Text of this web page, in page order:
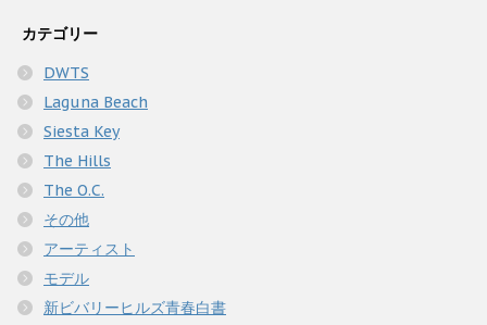
カテゴリー
DWTS
Laguna Beach
Siesta Key
The Hills
The O.C.
その他
アーティスト
モデル
新ビバリーヒルズ青春白書